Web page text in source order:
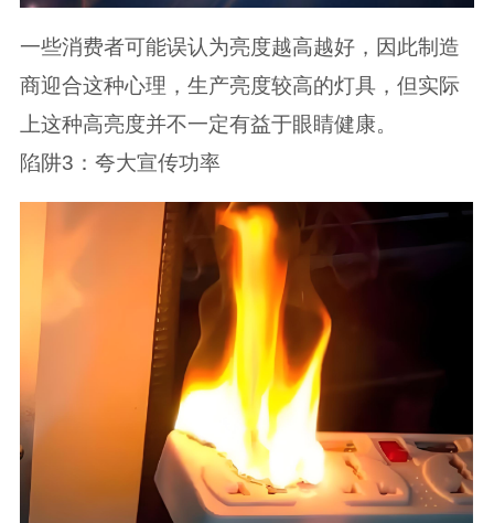
一些消费者可能误认为亮度越高越好，因此制造
商迎合这种心理，生产亮度较高的灯具，但实际
上这种高亮度并不一定有益于眼睛健康。
陷阱3：夸大宣传功率